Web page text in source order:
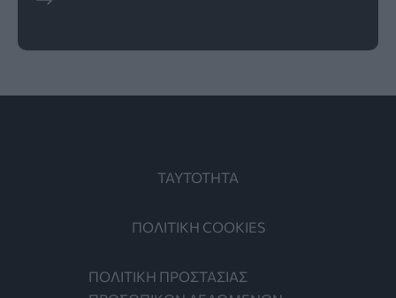
ΤΑΥΤΟΤΗΤΑ
ΠΟΛΙΤΙΚΗ COOKIES
ΠΟΛΙΤΙΚΗ ΠΡΟΣΤΑΣΙΑΣ